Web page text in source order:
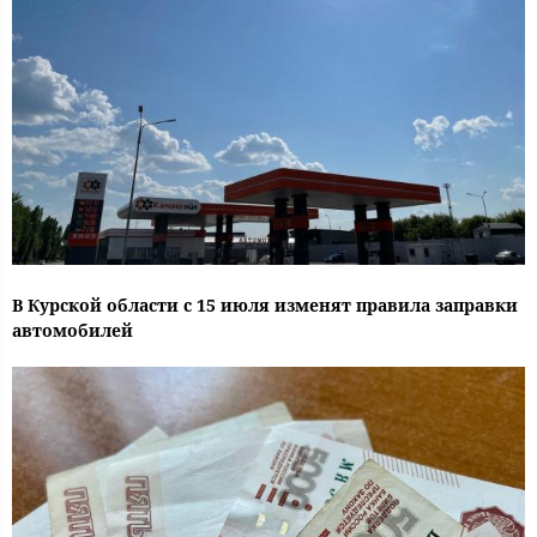
В Курской области с 15 июля изменят правила заправки
автомобилей